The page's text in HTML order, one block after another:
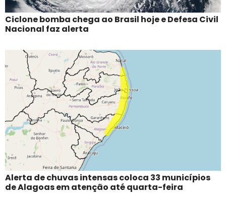
Ciclone bomba chega ao Brasil hoje e Defesa Civil
Nacional faz alerta
Alerta de chuvas intensas coloca 33 municípios
de Alagoas em atenção até quarta-feira